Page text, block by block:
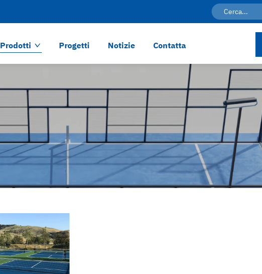
Prodotti Progetti Notizie Contatta